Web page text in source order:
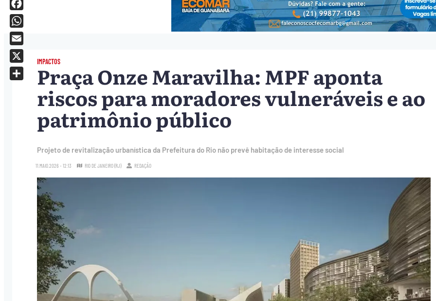
IMPACTOS
Praça Onze Maravilha: MPF aponta
riscos para moradores vulneráveis e ao
patrimônio público
Projeto de revitalização urbanística da Prefeitura do Rio não prevê habitação de interesse social
11.MAIO.2026 - 12:13 RIO DE JANEIRO (RJ) REDAÇÃO
Facebook
WhatsApp
Email
X